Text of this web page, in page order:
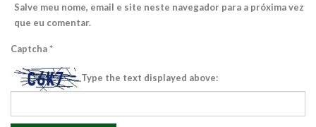
Salve meu nome, email e site neste navegador para a próxima vez
que eu comentar.
Captcha*
Type the text displayed above: